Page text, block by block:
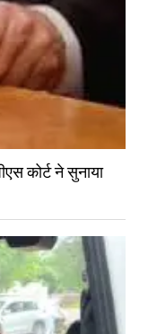
कोर्ट ने सुनाया